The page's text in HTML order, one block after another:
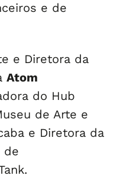
e de
e Diretora da
Atom
do Hub
de Arte e
e Diretora da
de